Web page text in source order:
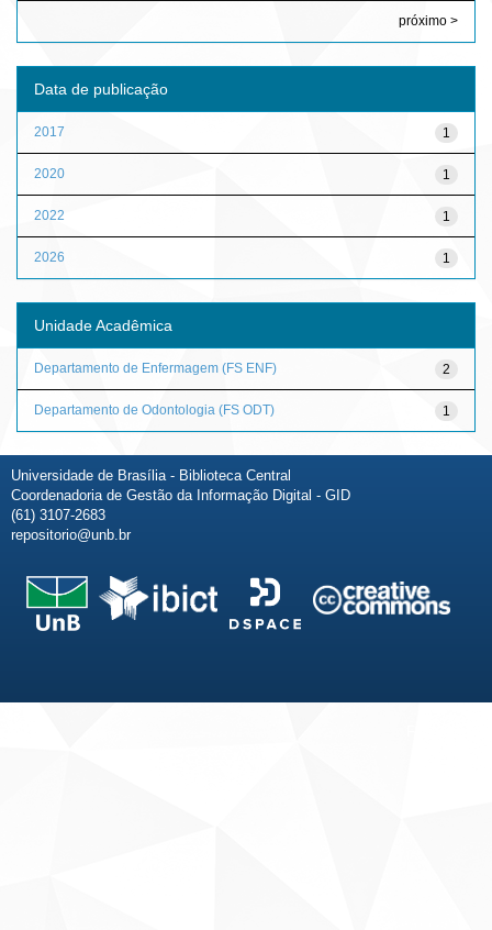
próximo >
Data de publicação
1
2017
1
2020
1
2022
1
2026
Unidade Acadêmica
2
Departamento de Enfermagem (FS ENF)
1
Departamento de Odontologia (FS ODT)
Universidade de Brasília - Biblioteca Central
Coordenadoria de Gestão da Informação Digital - GID
(61) 3107-2683
repositorio@unb.br